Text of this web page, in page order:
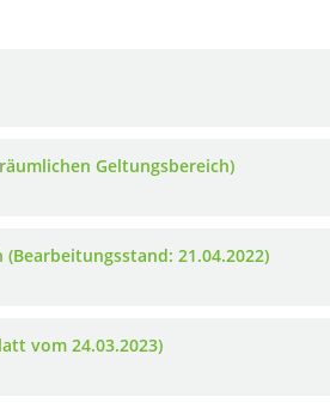
Geltungsbereich)
21.04.2022)
vom 24.03.2023)